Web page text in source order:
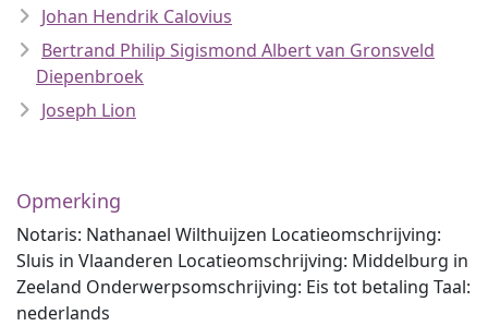
Johan Hendrik Calovius
Bertrand Philip Sigismond Albert van Gronsveld
Diepenbroek
Joseph Lion
Opmerking
Notaris: Nathanael Wilthuijzen Locatieomschrijving:
Sluis in Vlaanderen Locatieomschrijving: Middelburg in
Zeeland Onderwerpsomschrijving: Eis tot betaling Taal:
nederlands